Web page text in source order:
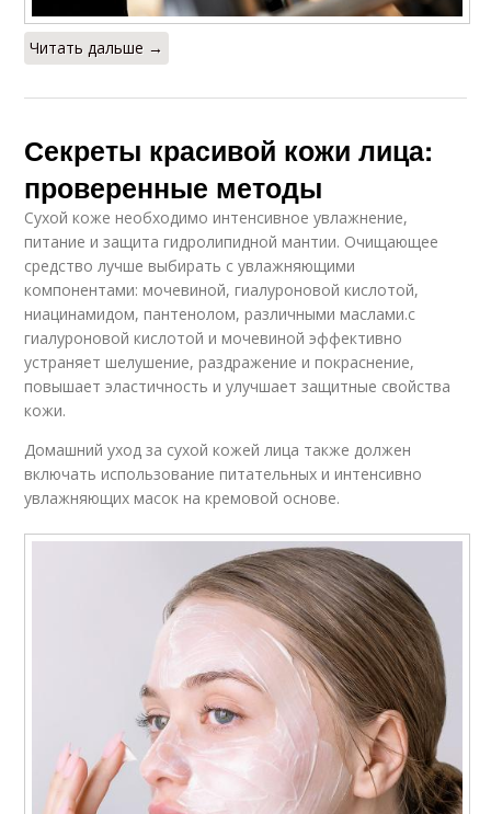
Читать дальше →
Секреты красивой кожи лица:
проверенные методы
Сухой коже необходимо интенсивное увлажнение,
питание и защита гидролипидной мантии. Очищающее
средство лучше выбирать с увлажняющими
компонентами: мочевиной, гиалуроновой кислотой,
ниацинамидом, пантенолом, различными маслами.с
гиалуроновой кислотой и мочевиной эффективно
устраняет шелушение, раздражение и покраснение,
повышает эластичность и улучшает защитные свойства
кожи.
Домашний уход за сухой кожей лица также должен
включать использование питательных и интенсивно
увлажняющих масок на кремовой основе.